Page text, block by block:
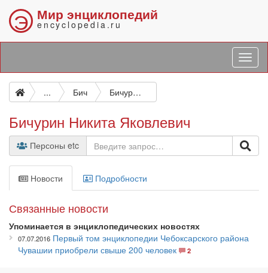
Э Мир энциклопедий
encyclopedia.ru
... Бич Бичурин Никита Яковлевич
Бичурин Никита Яковлевич
Персоны etc
Новости Подробности
Связанные новости
Упоминается в энциклопедических новостях
07.07.2016 Первый том энциклопедии Чебоксарского района
Чувашии приобрели свыше 200 человек
2